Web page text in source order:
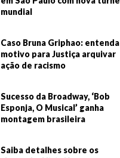
mundial
Caso Bruna Griphao: entenda
motivo para Justiça arquivar
ação de racismo
Sucesso da Broadway, ‘Bob
Esponja, O Musical’ ganha
montagem brasileira
Saiba detalhes sobre os